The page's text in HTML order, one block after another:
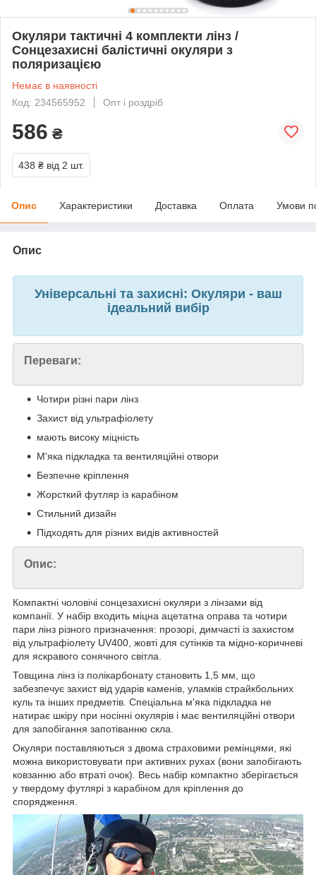
Окуляри тактичні 4 комплекти лінз /
Сонцезахисні балістичні окуляри з
поляризацією
Немає в наявності
Код: 234565952
Опт і роздріб
586 ₴
438 ₴ від 2 шт.
Опис Характеристики Доставка Оплата Умови
Опис
Універсальні та захисні: Окуляри - ваш
ідеальний вибір
Переваги:
Чотири різні пари лінз
Захист від ультрафіолету
мають високу міцність
М'яка підкладка та вентиляційні отвори
Безпечне кріплення
Жорсткий футляр із карабіном
Стильний дизайн
Підходять для різних видів активностей
Опис:
Компактні чоловічі сонцезахисні окуляри з лінзами від
компанії. У набір входить міцна ацетатна оправа та чотири
пари лінз різного призначення: прозорі, димчасті із захистом
від ультрафіолету UV400, жовті для сутінків та мідно-коричневі
для яскравого сонячного світла.
Товщина лінз із полікарбонату становить 1,5 мм, що
забезпечує захист від ударів каменів, уламків страйкбольних
куль та інших предметів. Спеціальна м'яка підкладка не
натирає шкіру при носінні окулярів і має вентиляційні отвори
для запобігання запотіванню скла.
Окуляри поставляються з двома страховими ремінцями, які
можна використовувати при активних рухах (вони запобігають
ковзанню або втраті очок). Весь набір компактно зберігається
у твердому футлярі з карабіном для кріплення до
спорядження.